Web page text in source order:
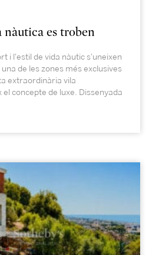
es troben
i l'estil de vida nàutic s'uneixen
de les zones més exclusives
extraordinària vila
concepte de luxe. Dissenyada